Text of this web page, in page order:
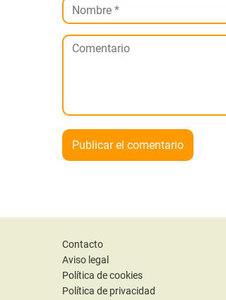
Contacto
Aviso legal
Política de cookies
Política de privacidad